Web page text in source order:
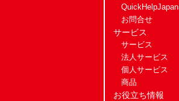
お問合せ
サービス
サービス
法人サービス
個人サービス
商品
お役立ち情報